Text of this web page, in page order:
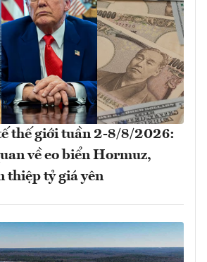
thế giới tuần 2-8/8/2026:
về eo biển Hormuz,
thiệp tỷ giá yên